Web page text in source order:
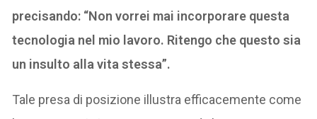
precisando: “Non vorrei mai incorporare questa
tecnologia nel mio lavoro. Ritengo che questo sia
un insulto alla vita stessa”.
Tale presa di posizione illustra efficacemente come